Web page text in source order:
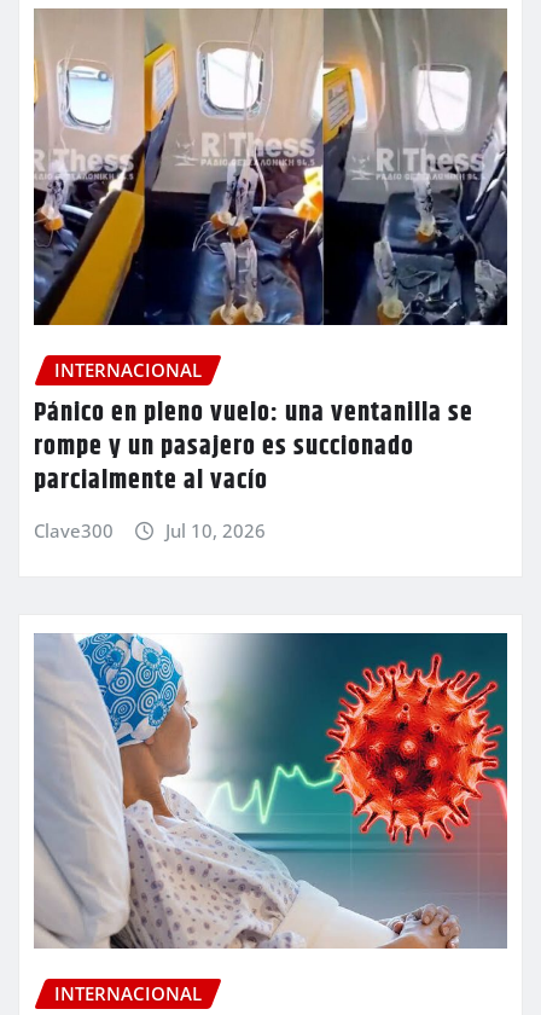
INTERNACIONAL
Pánico en pleno vuelo: una ventanilla se
rompe y un pasajero es succionado
parcialmente al vacío
Clave300 Jul 10, 2026
INTERNACIONAL